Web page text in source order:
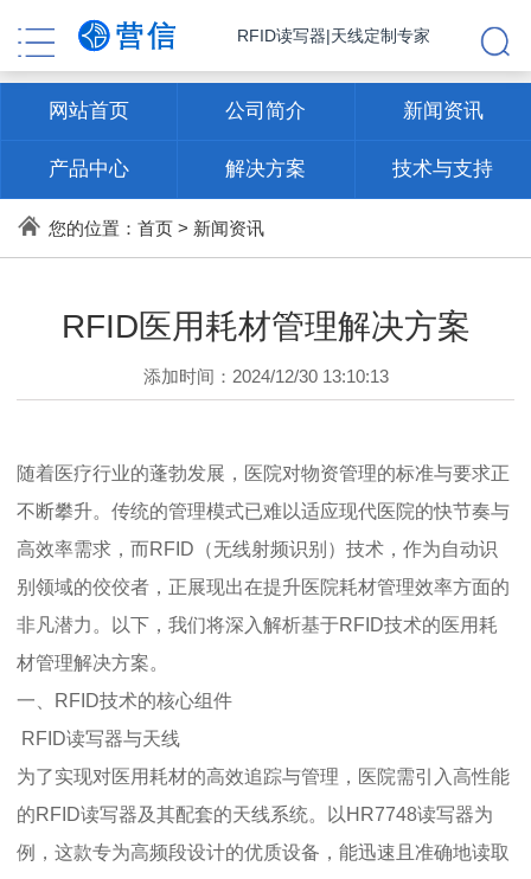
RFID读写器|天线定制专家
网站首页 公司简介 新闻资讯
产品中心 解决方案 技术与支持
联系方式
您的位置： 首页> 新闻资讯
RFID医用耗材管理解决方案
添加时间：2024/12/30 13:10:13
随着医疗行业的蓬勃发展，医院对物资管理的标准与要求正
不断攀升。传统的管理模式已难以适应现代医院的快节奏与
高效率需求，而RFID（无线射频识别）技术，作为自动识
别领域的佼佼者，正展现出在提升医院耗材管理效率方面的
非凡潜力。以下，我们将深入解析基于RFID技术的医用耗
材管理解决方案。
一、RFID技术的核心组件
RFID读写器与天线
为了实现对医用耗材的高效追踪与管理，医院需引入高性能
的RFID读写器及其配套的天线系统。以HR7748读写器为
例，这款专为高频段设计的优质设备，能迅速且准确地读取